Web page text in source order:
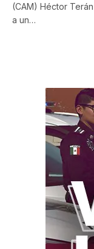
(CAM) Héctor
a un…